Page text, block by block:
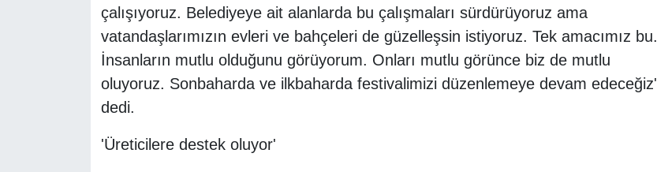
çalışıyoruz. Belediyeye ait alanlarda bu çalışmaları sürdürüyoruz ama
vatandaşlarımızın evleri ve bahçeleri de güzelleşsin istiyoruz. Tek amacımız bu.
İnsanların mutlu olduğunu görüyorum. Onları mutlu görünce biz de mutlu
oluyoruz. Sonbaharda ve ilkbaharda festivalimizi düzenlemeye devam edeceğiz'
dedi.
'Üreticilere destek oluyor'